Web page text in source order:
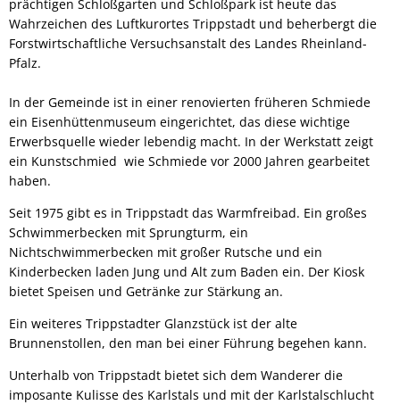
prächtigen Schloßgarten und Schloßpark ist heute das
Wahrzeichen des Luftkurortes Trippstadt und beherbergt die
Forstwirtschaftliche Versuchsanstalt des Landes Rheinland-
Pfalz.
In der Gemeinde ist in einer renovierten früheren Schmiede
ein Eisenhüttenmuseum eingerichtet, das diese wichtige
Erwerbsquelle wieder lebendig macht. In der Werkstatt zeigt
ein Kunstschmied wie Schmiede vor 2000 Jahren gearbeitet
haben.
Seit 1975 gibt es in Trippstadt das Warmfreibad. Ein großes
Schwimmerbecken mit Sprungturm, ein
Nichtschwimmerbecken mit großer Rutsche und ein
Kinderbecken laden Jung und Alt zum Baden ein. Der Kiosk
bietet Speisen und Getränke zur Stärkung an.
Ein weiteres Trippstadter Glanzstück ist der alte
Brunnenstollen, den man bei einer Führung begehen kann.
Unterhalb von Trippstadt bietet sich dem Wanderer die
imposante Kulisse des Karlstals und mit der Karlstalschlucht